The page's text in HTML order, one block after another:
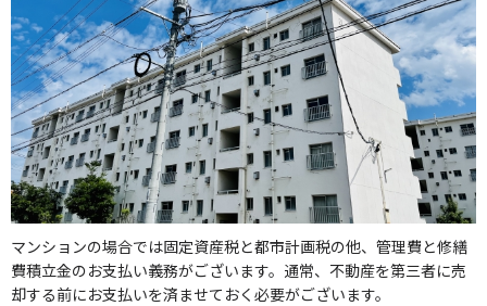
マンションの場合では固定資産税と都市計画税の他、管理費と修繕
費積立金のお支払い義務がございます。通常、不動産を第三者に売
却する前にお支払いを済ませておく必要がございます。